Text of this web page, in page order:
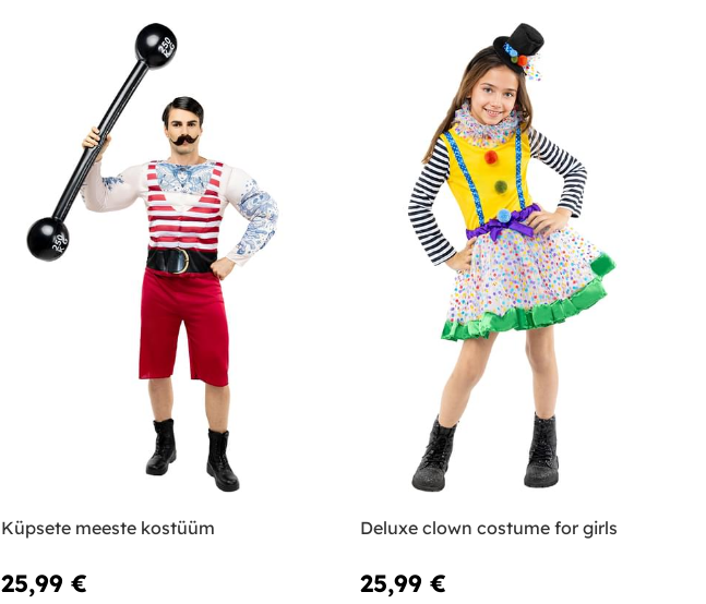
Küpsete meeste kostüüm
25,99 €
Deluxe clown costume for girls
25,99 €